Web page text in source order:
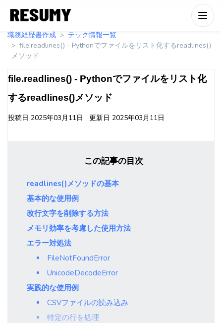
職務経歴書作成
テック情報一覧
file.readlines() - Pythonでファイルをリスト化するreadlines()
メソッド
file.readlines() - Pythonでファイルをリスト化
するreadlines()メソッド
投稿日 2025年03月11日 更新日 2025年03月11日
この記事の目次
readlines()メソッドの基本
基本的な使用例
改行文字を削除する方法
メモリ効率を考慮した使用方法
エラー対処法
FileNotFoundError
UnicodeDecodeError
実践的な使用例
CSVファイルの読み込み
特定の行を処理